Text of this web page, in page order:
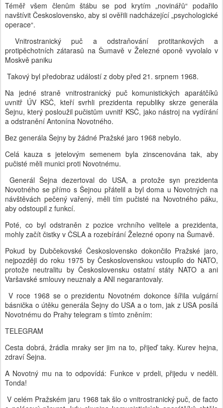
Téměř všem členům štábu se pod krytím „novinářů“ podařilo
navštívit Československo, aby si ověřili nadcházející „psychologické
operace“.
Vnitrostranický puč a odstraňování protitankových a
protipěchotních zátarasů na Šumavě v Železné oponě vyvolalo v
Moskvě paniku
Takový byl předobraz událostí z doby před 21. srpnem 1968.
Na jedné straně vnitrostranický puč komunistických aparátčíků
uvnitř ÚV KSČ, kteří svrhli prezidenta republiky skrze generála
Šejnu, který posloužil pučistům uvnitř KSČ, jako nástroj na vydírání
a odstranění Antonína Novotného.
Bez generála Šejny by žádné Pražské jaro 1968 nebylo.
Celá kauza s jetelovým semenem byla zinscenována tak, aby
pučisté měli munici proti Novotnému.
Generál Šejna dezertoval do USA, a protože syn prezidenta
Novotného se přímo s Šejnou přátelil a byl doma u Novotných na
návštěvách pečený vařený, měli tím pučisté na Novotného páku,
aby odstoupil z funkcí.
Poté, co byl odstraněn z pozice vrchního velitele a prezidenta,
mohly začít čistky v ČSLA a rozebírání Železné opony na Šumavě.
Pokud by Dubčekovské Československo dokončilo Pražské jaro,
nejpozději do roku 1975 by Československou vstoupilo do NATO,
protože neutralitu by Československu ostatní státy NATO a ani
Varšavské smlouvy neuznaly a ANI negarantovaly.
V roce 1968 se o prezidentu Novotném dokonce šířila vulgární
básnička o útěku generála Šejny do USA a o tom, jak z USA posílá
Novotnému do Prahy telegram s tímto zněním:
TELEGRAM
Cesta dobrá, žrádla mraky ser jim na to, přijeď taky. Kurev hejna,
zdraví Šejna.
A Novotný mu na to odpovídá: Funkce v prdeli, přijedu v neděli.
Tonda!
V celém Pražském jaru 1968 tak šlo o vnitrostranický puč, de facto